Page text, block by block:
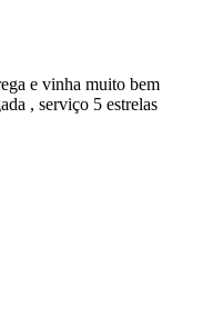
e vinha muito bem
, serviço 5 estrelas